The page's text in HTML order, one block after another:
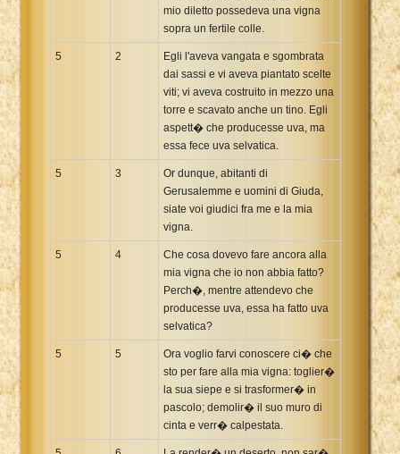
mio diletto possedeva una vigna
sopra un fertile colle.
5 2
Egli l'aveva vangata e sgombrata
dai sassi e vi aveva piantato scelte
viti; vi aveva costruito in mezzo una
torre e scavato anche un tino. Egli
aspett� che producesse uva, ma
essa fece uva selvatica.
5 3
Or dunque, abitanti di
Gerusalemme e uomini di Giuda,
siate voi giudici fra me e la mia
vigna.
5 4
Che cosa dovevo fare ancora alla
mia vigna che io non abbia fatto?
Perch�, mentre attendevo che
producesse uva, essa ha fatto uva
selvatica?
5 5
Ora voglio farvi conoscere ci� che
sto per fare alla mia vigna: toglier�
la sua siepe e si trasformer� in
pascolo; demolir� il suo muro di
cinta e verr� calpestata.